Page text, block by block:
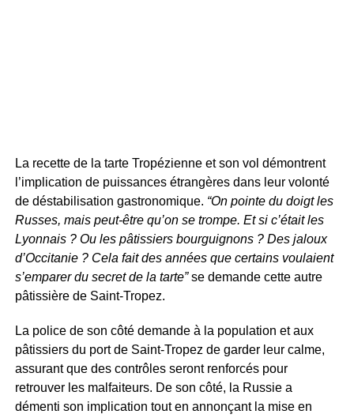
La recette de la tarte Tropézienne et son vol démontrent
l’implication de puissances étrangères dans leur volonté
de déstabilisation gastronomique. “On pointe du doigt les
Russes, mais peut-être qu’on se trompe. Et si c’était les
Lyonnais ? Ou les pâtissiers bourguignons ? Des jaloux
d’Occitanie ? Cela fait des années que certains voulaient
s’emparer du secret de la tarte”se demande cette autre
pâtissière de Saint-Tropez.
La police de son côté demande à la population et aux
pâtissiers du port de Saint-Tropez de garder leur calme,
assurant que des contrôles seront renforcés pour
retrouver les malfaiteurs. De son côté, la Russie a
démenti son implication tout en annonçant la mise en